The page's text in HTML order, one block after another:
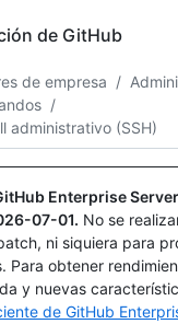
de GitHub
de empresa /
/
administrativo (SSH)
Enterprise
07-01. No se
ni siquiera para
Para obtener
y nuevas
de GitHub